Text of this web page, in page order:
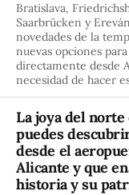
Bratislava,
Saarbrücken y
novedades de la
nuevas opciones
directamente desde
necesidad de hacer
La joya del
puedes
desde el
Alicante y que
historia y su